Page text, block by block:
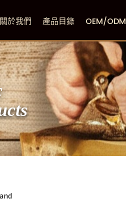
關於我們 產品目錄 OEM/ODM